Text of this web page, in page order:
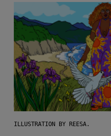
ILLUSTRATION BY REESA.